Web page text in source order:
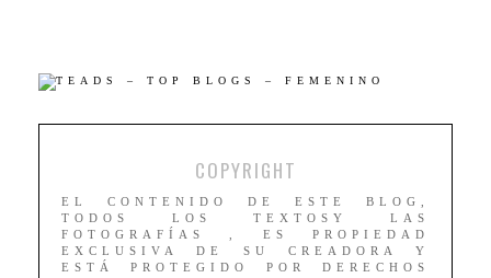
COPYRIGHT
EL CONTENIDO DE ESTE BLOG,
TODOS LOS TEXTOSY LAS
FOTOGRAFÍAS , ES PROPIEDAD
EXCLUSIVA DE SU CREADORA Y
ESTÁ PROTEGIDO POR DERECHOS